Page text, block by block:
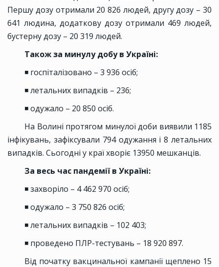
Першу дозу отримали 20 826 людей, другу дозу – 30
641 людина, додаткову дозу отримали 469 людей,
бустерну дозу – 20 319 людей.
Також за минулу добу в Україні:
◾ госпіталізовано – 3 936 осіб;
◾ летальних випадків – 236;
◾ одужало – 20 850 осіб.
На Волині протягом минулої доби виявили 1185
інфікувань, зафіксували 794 одужання і 8 летальних
випадків. Сьогодні у краї хворіє 13950 мешканців.
За весь час пандемії в Україні:
◾ захворіло – 4 462 970 осіб;
◾ одужало – 3 750 826 осіб;
◾ летальних випадків – 102 403;
◾ проведено ПЛР-тестувань – 18 920 897.
Від початку вакцинальної кампанії щеплено 15